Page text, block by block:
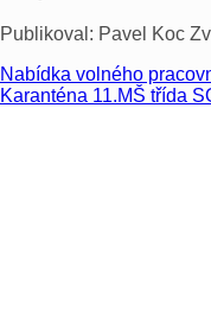
Publikoval: Pavel Koc
Nabídka volného
Karanténa 11.MŠ třída